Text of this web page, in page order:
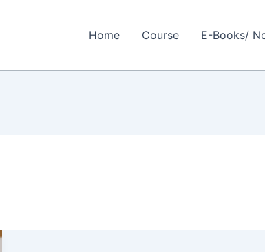
Home Course E-Books/